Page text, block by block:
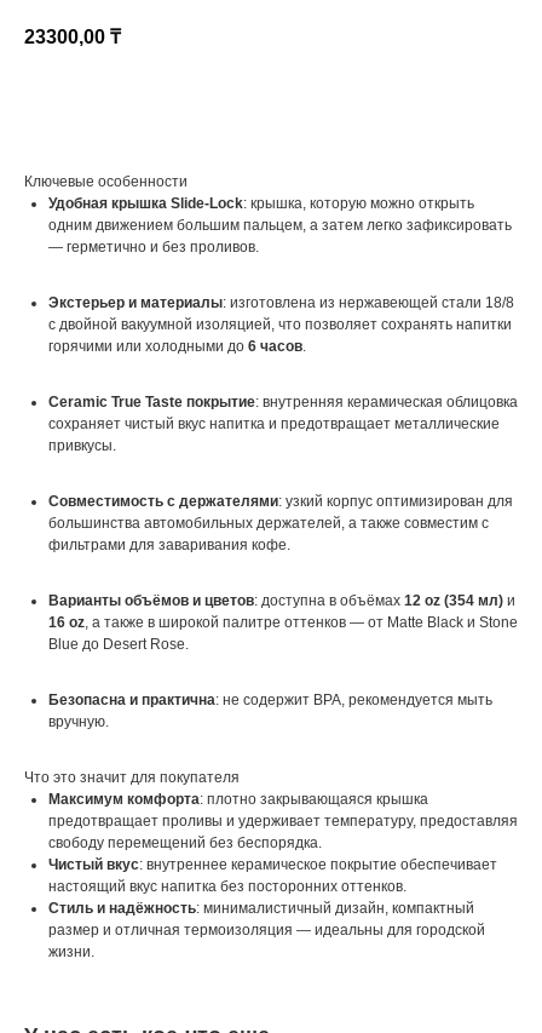
23300,00 ₸
Ключевые особенности
Удобная крышка Slide-Lock: крышка, которую можно открыть
одним движением большим пальцем, а затем легко зафиксировать
— герметично и без проливов.
Экстерьер и материалы: изготовлена из нержавеющей стали 18/8
с двойной вакуумной изоляцией, что позволяет сохранять напитки
горячими или холодными до 6 часов.
Ceramic True Taste покрытие: внутренняя керамическая облицовка
сохраняет чистый вкус напитка и предотвращает металлические
привкусы.
Совместимость с держателями: узкий корпус оптимизирован для
большинства автомобильных держателей, а также совместим с
фильтрами для заваривания кофе.
Варианты объёмов и цветов: доступна в объёмах 12 oz (354 мл) и
16 oz, а также в широкой палитре оттенков — от Matte Black и Stone
Blue до Desert Rose.
Безопасна и практична: не содержит BPA, рекомендуется мыть
вручную.
Что это значит для покупателя
Максимум комфорта: плотно закрывающаяся крышка
предотвращает проливы и удерживает температуру, предоставляя
свободу перемещений без беспорядка.
Чистый вкус: внутреннее керамическое покрытие обеспечивает
настоящий вкус напитка без посторонних оттенков.
Стиль и надёжность: минималистичный дизайн, компактный
размер и отличная термоизоляция — идеальны для городской
жизни.